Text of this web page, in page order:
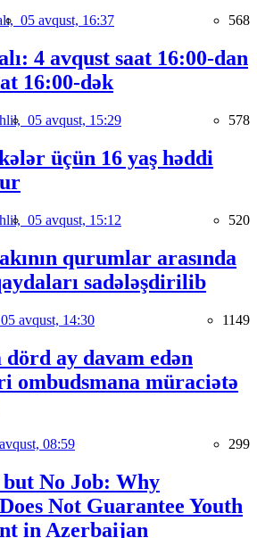
05 avqust, 16:37 568
4 avqust saat 16:00-dan
16:00-dək
05 avqust, 15:29 578
üçün 16 yaş həddi
05 avqust, 15:12 520
qurumlar arasında
sadələşdirilib
05 avqust, 14:30 1149
dörd ay davam edən
ombudsmana müraciətə
08:59 299
No Job: Why
Not Guarantee Youth
in Azerbaijan